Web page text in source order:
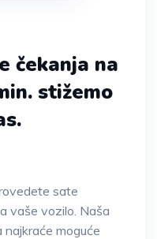
čekanja na
stižemo
sate
vaše vozilo. Naša
najkraće moguće